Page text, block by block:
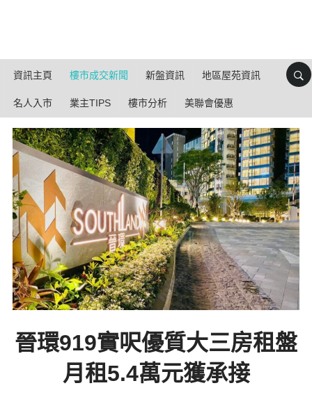
資訊主頁 樓市成交新聞 新盤資訊 地區屋苑資訊
名人入市 業主TIPS 樓市分析 美聯會優惠
晉環919實呎優質大三房租盤
月租5.4萬元獲承接